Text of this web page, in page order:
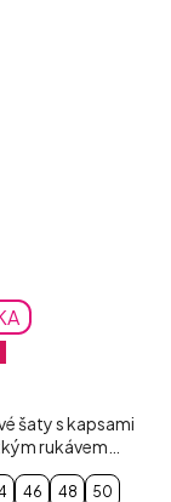
šaty s kapsami
rukávem
růžové
46 48 50